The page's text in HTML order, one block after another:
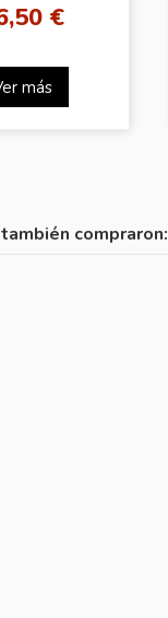
€
más
compraron: